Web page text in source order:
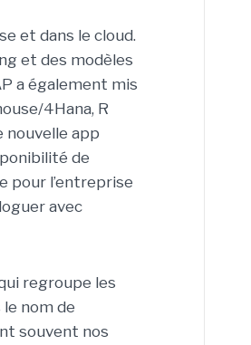
et dans le cloud.
et des modèles
a également mis
4Hana, R
nouvelle app
de
pour l’entreprise
avec
regroupe les
nom de
souvent nos